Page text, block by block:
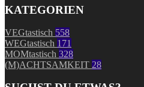
KATEGORIEN
VEGtastisch 558
WEGtastisch 171
MOMtastisch 328
(M)ACHTSAMKEIT 28